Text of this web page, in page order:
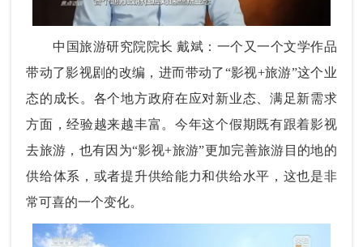
中国旅游研究院院长 戴斌：一个又一个文学作品
带动了影视剧的改编，进而带动了“影视+旅游”这个业
态的成长。各个地方政府在应对新业态、满足新需求
方面，经验越来越丰富。今年这个假期既有跟着影视
去旅游，也有因为“影视+旅游”更加完善旅游目的地的
供给体系，或者提升供给能力和供给水平，这也是非
常可喜的一个变化。